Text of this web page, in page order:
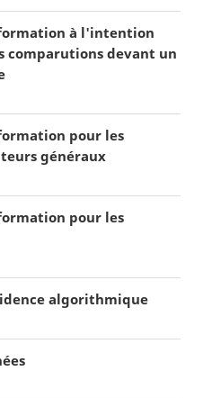
à l'intention
comparutions devant un
pour les
généraux
pour les
algorithmique